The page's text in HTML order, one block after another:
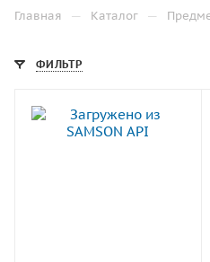
Главная — Каталог —
ФИЛЬТР